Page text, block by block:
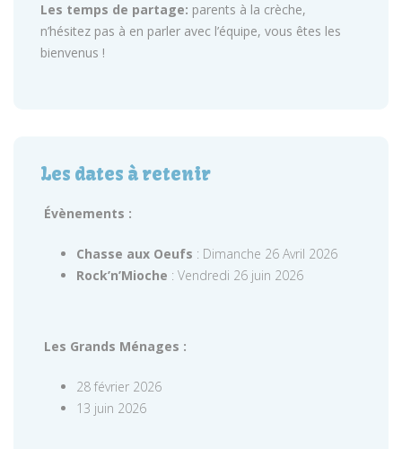
Les temps de partage: parents à la crèche,
n’hésitez pas à en parler avec l’équipe, vous êtes les
bienvenus !
Les dates à retenir
Évènements :
Chasse aux Oeufs : Dimanche 26 Avril 2026
Rock’n’Mioche : Vendredi 26 juin 2026
Les Grands Ménages :
28 février 2026
13 juin 2026